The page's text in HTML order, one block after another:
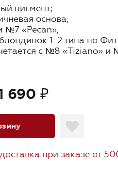
пигмент;
основа;
№7 «Pecan»;
1-2 типа по
с №8 «Tiziano» и
690 ₽
при заказе от